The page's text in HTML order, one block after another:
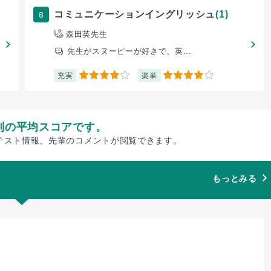
8 コミュニケーションイングリッシュ(1)
森田英先生
先生がスヌーピーが好きで、英...
充実 4 楽単 4
平均スコアです。
ト情報、先輩のコメントが閲覧できます。
もっとみる